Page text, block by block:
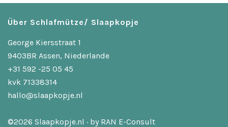
Über Schlafmütze/ Slaapkopje
George Kiersstraat 1
9403BR Assen, Niederlande
+31 592 -25 05 45
kvk 71338314
hallo@slaapkopje.nl
©2026 Slaapkopje.nl · by RAN E-Consult